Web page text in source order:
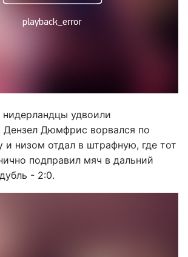
удвоили
Дензел Дюмфрис ворвался по
и низом отдал в штрафную, где тот
подправил мяч в дальний
- 2:0.